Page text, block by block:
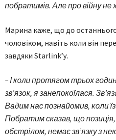
побратимів. Але про війну не
Марина каже, що до останнього
чоловіком, навіть коли він
завдяки Starlink’у.
– І коли протягом трьох
зв’язок, я занепокоїлася.
Вадим нас познайомив, коли
Побратим сказав, що
обстрілом, немає зв’язку з